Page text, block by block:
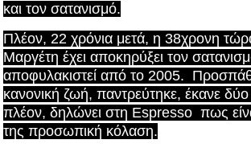
και τον σατανισμό.
Πλέον, 22 χρόνια μετά, η 38χρονη
Μαργέτη έχει αποκηρύξει τον
αποφυλακιστεί από το 2005.
κανονική ζωή, παντρεύτηκε, έκανε
πλέον, δηλώνει στη Espresso πως
της προσωπική κόλαση.